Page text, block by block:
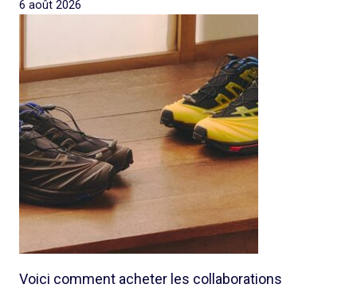
6 août 2026
Voici comment acheter les collaborations